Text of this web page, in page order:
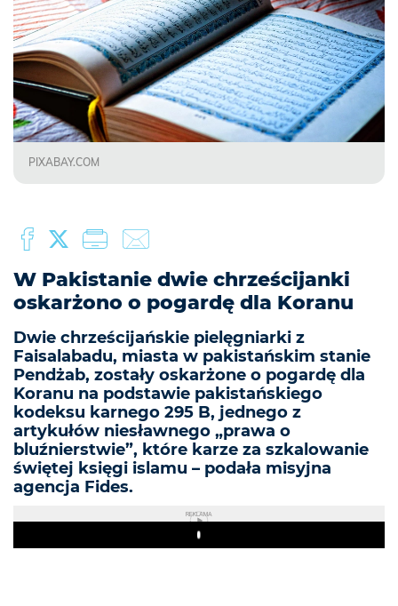
PIXABAY.COM
W Pakistanie dwie chrześcijanki
oskarżono o pogardę dla Koranu
Dwie chrześcijańskie pielęgniarki z
Faisalabadu, miasta w pakistańskim stanie
Pendżab, zostały oskarżone o pogardę dla
Koranu na podstawie pakistańskiego
kodeksu karnego 295 B, jednego z
artykułów niesławnego „prawa o
bluźnierstwie”, które karze za szkalowanie
świętej księgi islamu – podała misyjna
agencja Fides.
REKLAMA
Play